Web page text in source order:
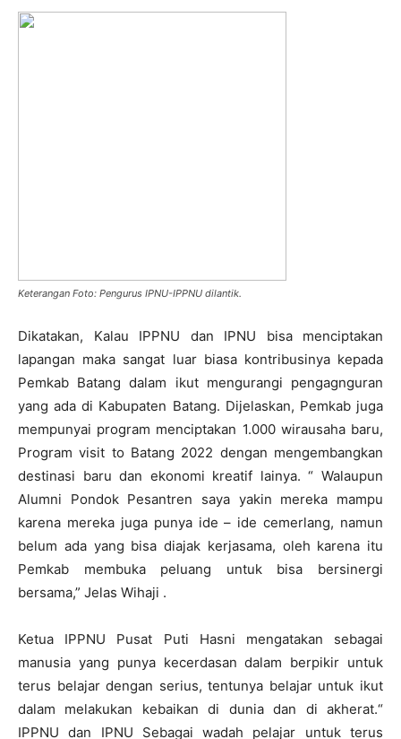
Keterangan Foto: Pengurus IPNU-IPPNU dilantik.
Dikatakan, Kalau IPPNU dan IPNU bisa menciptakan
lapangan maka sangat luar biasa kontribusinya kepada
Pemkab Batang dalam ikut mengurangi pengagnguran
yang ada di Kabupaten Batang. Dijelaskan, Pemkab juga
mempunyai program menciptakan 1.000 wirausaha baru,
Program visit to Batang 2022 dengan mengembangkan
destinasi baru dan ekonomi kreatif lainya. “ Walaupun
Alumni Pondok Pesantren saya yakin mereka mampu
karena mereka juga punya ide – ide cemerlang, namun
belum ada yang bisa diajak kerjasama, oleh karena itu
Pemkab membuka peluang untuk bisa bersinergi
bersama,” Jelas Wihaji .
Ketua IPPNU Pusat Puti Hasni mengatakan sebagai
manusia yang punya kecerdasan dalam berpikir untuk
terus belajar dengan serius, tentunya belajar untuk ikut
dalam melakukan kebaikan di dunia dan di akherat.“
IPPNU dan IPNU Sebagai wadah pelajar untuk terus